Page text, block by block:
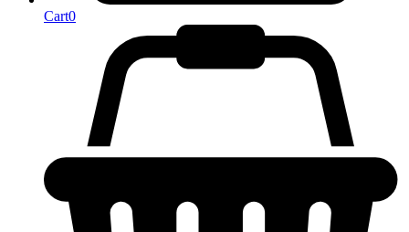
Cart0